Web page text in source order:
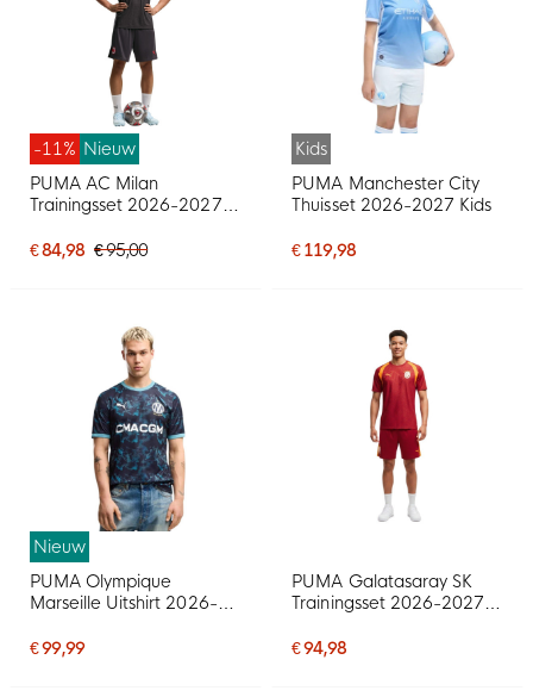
-11% Nieuw
PUMA AC Milan
Trainingsset 2026-2027
€ 84,98 € 95,00
Kids
PUMA Manchester City
Thuisset 2026-2027 Kids
€ 119,98
Nieuw
PUMA Olympique
Marseille Uitshirt 2026-
€ 99,99
PUMA Galatasaray SK
Trainingsset 2026-2027
€ 94,98